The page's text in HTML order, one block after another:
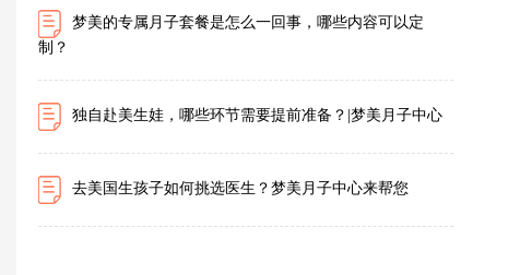
梦美的专属月子套餐是怎么一回事，哪些内容可以定
制？
独自赴美生娃，哪些环节需要提前准备？|梦美月子中心
去美国生孩子如何挑选医生？梦美月子中心来帮您